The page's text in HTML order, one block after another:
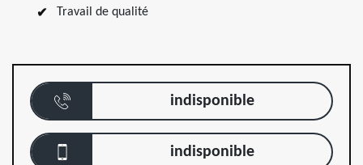
Travail de qualité
indisponible
indisponible